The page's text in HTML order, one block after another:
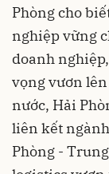
Phòng cho
nghiệp vững
doanh
vọng vươn
nước, Hải
liên kết
Phòng -